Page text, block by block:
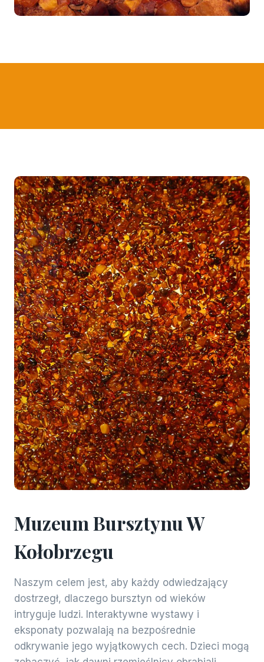
Muzeum Bursztynu W
Kołobrzegu
Naszym celem jest, aby każdy odwiedzający
dostrzegł, dlaczego bursztyn od wieków
intryguje ludzi. Interaktywne wystawy i
eksponaty pozwalają na bezpośrednie
odkrywanie jego wyjątkowych cech. Dzieci mogą